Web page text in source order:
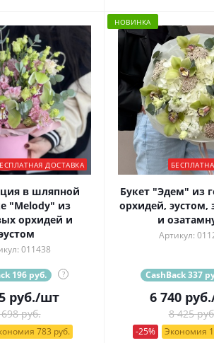
ДОСТАВКА
в шляпной
"Melody" из
орхидей и
011438
196 руб. ?
руб./шт
руб.
783 руб.
НОВИНКА
Букет "Эдем" из
орхидей, эустом,
и
Артикул:
CashBack 337
6 740 руб.
8 425
-25% Экономия